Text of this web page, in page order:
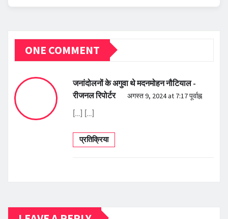
ONE COMMENT
जनांदोलनों के अगुवा थे मदनमोहन नौटियाल -
रीजनल रिपोर्टर
अगस्त 9, 2024 at 7:17 पूर्वाह्न
[…] […]
प्रतिक्रिया